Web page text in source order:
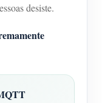
de energia
desiste.